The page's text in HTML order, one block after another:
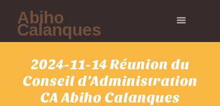
Abiho
Calanques
2024-11-14 Réunion du
Conseil d’Administration
CA Abiho Calanques